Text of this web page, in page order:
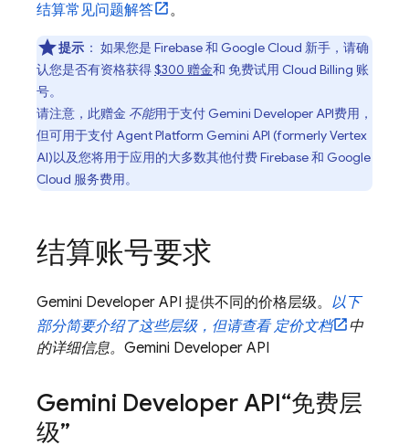
结算常见问题解答
。
提示 ： 如果您是 Firebase 和 Google Cloud 新手，请确
认您是否有资格获得$300 赠金和 免费试用 Cloud Billing 账
号。
请注意，此赠金 不能用于支付 Gemini Developer API费用，
但可用于支付Agent Platform Gemini API (formerly Vertex
AI)以及您将用于应用的大多数其他付费 Firebase 和 Google
Cloud 服务费用。
结算账号要求
Gemini Developer API 提供不同的价格层级。 以下
部分简要介绍了这些层级，但请查看 定价文档
中
的详细信息。 Gemini Developer API
Gemini Developer API“免费层
级”